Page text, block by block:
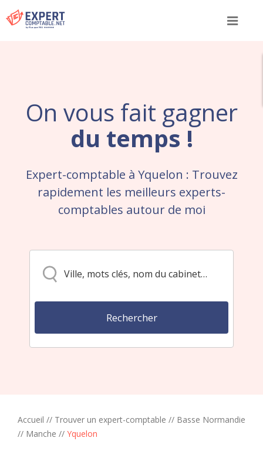
Menu
On vous fait gagner
du temps !
Expert-comptable à Yquelon : Trouvez
rapidement les meilleurs experts-
comptables autour de moi
Accueil // Trouver un expert-comptable // Basse Normandie
// Manche // Yquelon